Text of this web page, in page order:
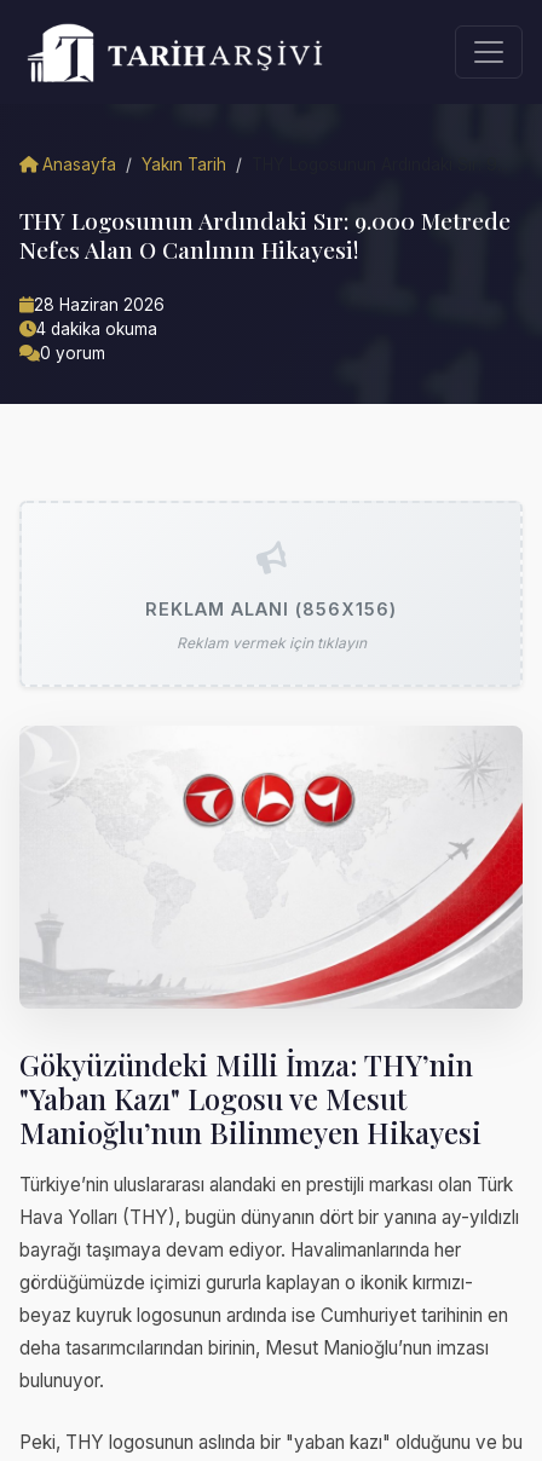
Anasayfa / Yakın Tarih /
THY Logosunun Ardındaki Sır: 9.000 Metrede
Nefes Alan O Canlının Hikayesi!
28 Haziran 2026
4 dakika okuma
0 yorum
REKLAM ALANI (856X156)
Reklam vermek için tıklayın
Gökyüzündeki Milli İmza: THY’nin
"Yaban Kazı" Logosu ve Mesut
Manioğlu’nun Bilinmeyen Hikayesi
Türkiye’nin uluslararası alandaki en prestijli markası olan Türk
Hava Yolları (THY), bugün dünyanın dört bir yanına ay-yıldızlı
bayrağı taşımaya devam ediyor. Havalimanlarında her
gördüğümüzde içimizi gururla kaplayan o ikonik kırmızı-
beyaz kuyruk logosunun ardında ise Cumhuriyet tarihinin en
deha tasarımcılarından birinin, Mesut Manioğlu’nun imzası
bulunuyor.
Peki, THY logosunun aslında bir "yaban kazı" olduğunu ve bu